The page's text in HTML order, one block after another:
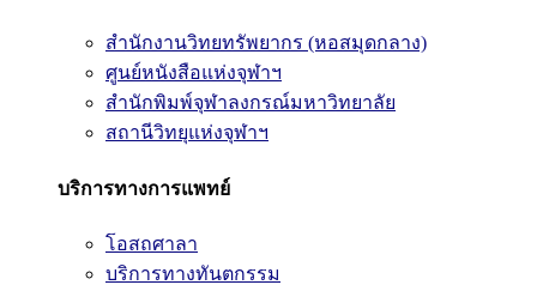
สำนักงานวิทยทรัพยากร (หอสมุดกลาง)
ศูนย์หนังสือแห่งจุฬาฯ
สำนักพิมพ์จุฬาลงกรณ์มหาวิทยาลัย
สถานีวิทยุแห่งจุฬาฯ
บริการทางการแพทย์
โอสถศาลา
บริการทางทันตกรรม